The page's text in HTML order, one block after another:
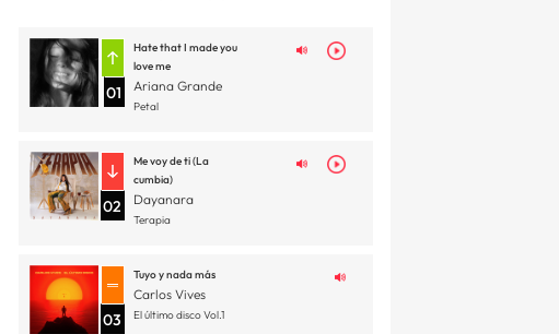
01
Hate that I made you
love me
Ariana Grande
Petal
02
Me voy de ti (La
cumbia)
Dayanara
Terapia
03
Tuyo y nada más
Carlos Vives
El último disco Vol.1